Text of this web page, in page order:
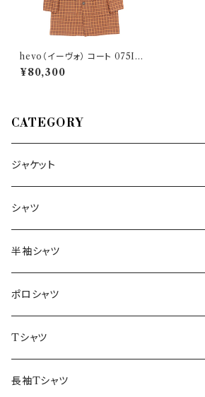
hevo（イーヴォ） コート 075I15
27435
¥80,300
CATEGORY
ジャケット
～44/S
46/M
48/L
50/XL～
シャツ
～44/S
46/M
48/L
50/XL～
半袖シャツ
～44/S
46/M
48/L
ポロシャツ
～44/S
46/M
Tシャツ
～44/S
長袖Tシャツ